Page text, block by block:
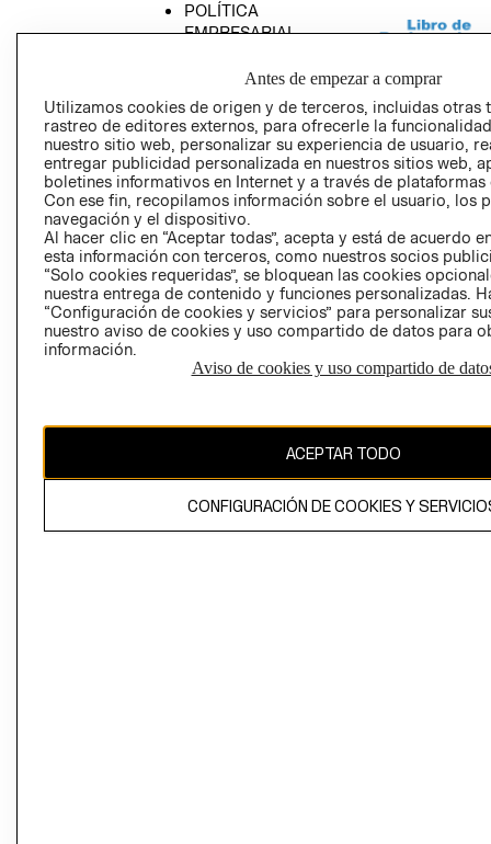
POLÍTICA
EMPRESARIAL
AVISO DE
PRIVACIDAD
GIFT CARD
El contenido de esta página web está protegido por copyright y es
propiedad de H&M Hennes & Mauritz AB
Antes de empezar a comprar
Utilizamos cookies de origen y de terceros, incluidas otras
rastreo de editores externos, para ofrecerle la
nuestro sitio web, personalizar su experiencia de usuario,
entregar publicidad personalizada en nuestros sitios web,
boletines informativos en Internet y a través de plataformas
Con ese fin, recopilamos información sobre el usuario, los
navegación y el dispositivo.
Al hacer clic en “Aceptar todas”, acepta y está de acuerdo
esta información con terceros, como nuestros socios
“Solo cookies requeridas”, se bloquean las cookies
nuestra entrega de contenido y funciones personalizadas.
“Configuración de cookies y servicios” para personalizar
nuestro aviso de cookies y uso compartido de datos para
información.
Aviso de cookies y uso compartido de
ACEPTAR TODO
CONFIGURACIÓN DE COOKIES Y